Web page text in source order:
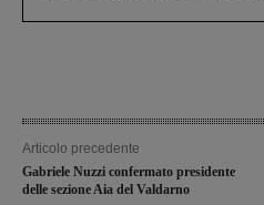
Articolo precedente
Gabriele Nuzzi confermato presidente
delle sezione Aia del Valdarno